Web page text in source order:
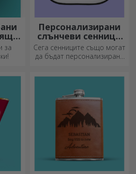
за
Персонализирани
слънчеви сенници
за автомобили
Сега сенниците също могат
да бъдат персонализирани